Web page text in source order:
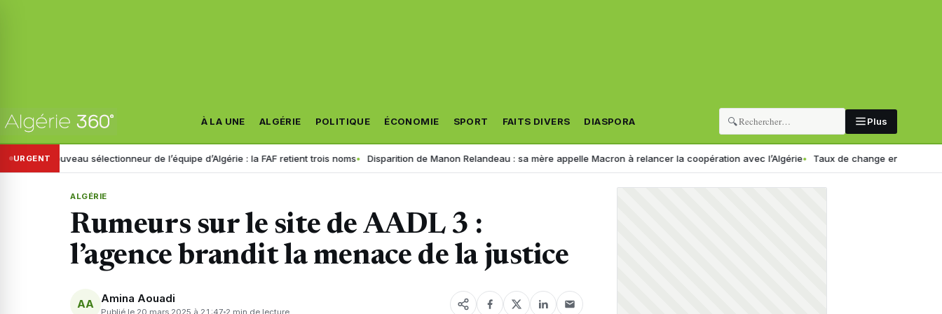
À LA UNE ALGÉRIE POLITIQUE ÉCONOMIE SPORT FAITS DIVERS DIASPORA 🔍 Plus
URGENT
Nouveau sélectionneur de l’équipe d’Algérie : la FAF retient trois noms Disparition de Manon Relandeau : sa mère appelle Macron à relancer la coopération avec l’Algérie Taux de change en Algérie : voici le
ALGÉRIE
Rumeurs sur le site de AADL 3 :
l’agence brandit la menace de la justice
AA Amina Aouadi
Publié le 20 mars 2025 à 21:47 2 min de lecture